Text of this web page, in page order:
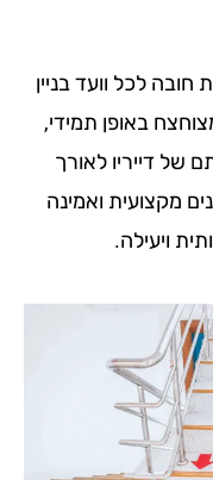
וועד בניין
תמידי,
לאורך
ואמינה